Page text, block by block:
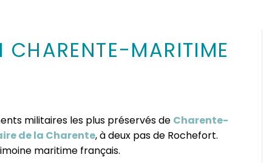
CHARENTE-MARITIME
militaires les plus préservés de Charente-
de la Charente, à deux pas de Rochefort.
maritime français.